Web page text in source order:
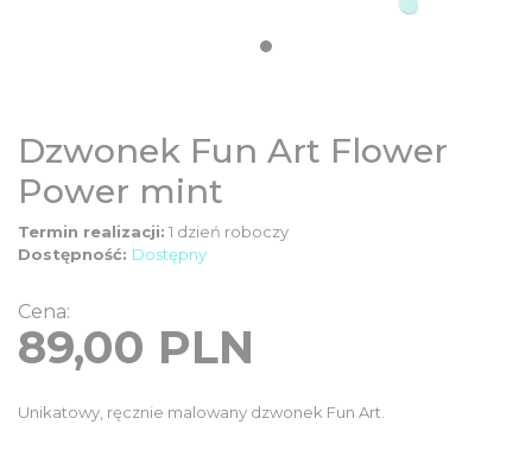
INFO
Dzwonek Fun Art Flower
Power mint
Cena:
89,00 PLN
Unikatowy, ręcznie malowany dzwonek Fun Art.
Termin realizacji: 1 dzień roboczy
Dostępność: Dostępny